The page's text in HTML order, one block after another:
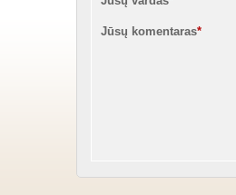
Jūsų komentaras*